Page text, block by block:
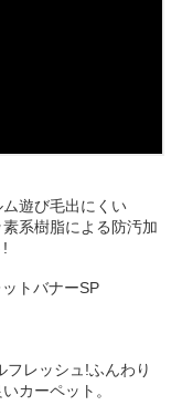
遊び毛出にくい
系樹脂による防汚加
レッシュ!ふんわり
カーペット。